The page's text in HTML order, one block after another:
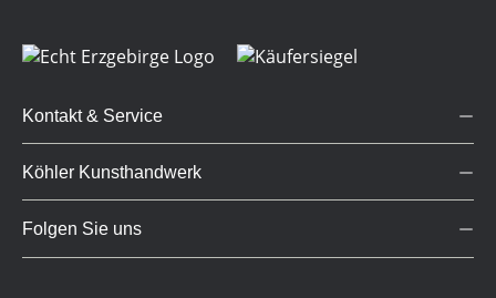
Kontakt & Service
Köhler Kunsthandwerk
Folgen Sie uns